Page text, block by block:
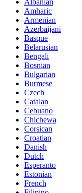
Albanian
Amharic
Armenian
Azerbaijani
Basque
Belarusian
Bengali
Bosnian
Bulgarian
Burmese
Czech
Catalan
Cebuano
Chichewa
Corsican
Croatian
Danish
Dutch
Esperanto
Estonian
French